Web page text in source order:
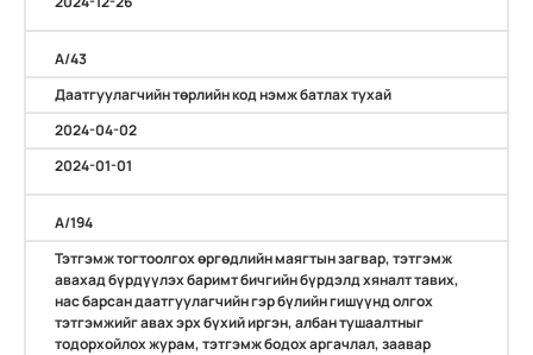
A/43
Даатгуулагчийн төрлийн код нэмж батлах тухай
2024-04-02
2024-01-01
А/194
Тэтгэмж тогтоолгох өргөдлийн маягтын загвар, тэтгэмж
авахад бүрдүүлэх баримт бичгийн бүрдэлд хяналт тавих,
нас барсан даатгуулагчийн гэр бүлийн гишүүнд олгох
тэтгэмжийг авах эрх бүхий иргэн, албан тушаалтныг
тодорхойлох журам, тэтгэмж бодох аргачлал, заавар